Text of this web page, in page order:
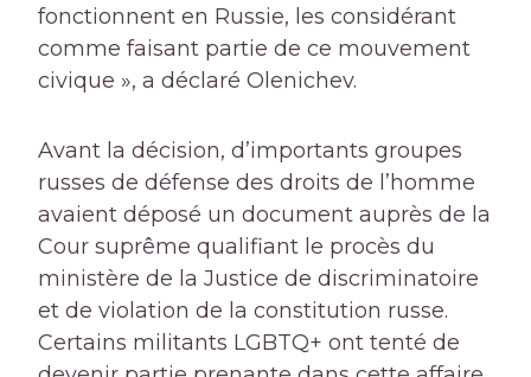
fonctionnent en Russie, les considérant
comme faisant partie de ce mouvement
civique », a déclaré Olenichev.
Avant la décision, d’importants groupes
russes de défense des droits de l’homme
avaient déposé un document auprès de la
Cour suprême qualifiant le procès du
ministère de la Justice de discriminatoire
et de violation de la constitution russe.
Certains militants LGBTQ+ ont tenté de